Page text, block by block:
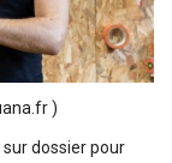
)
dossier pour